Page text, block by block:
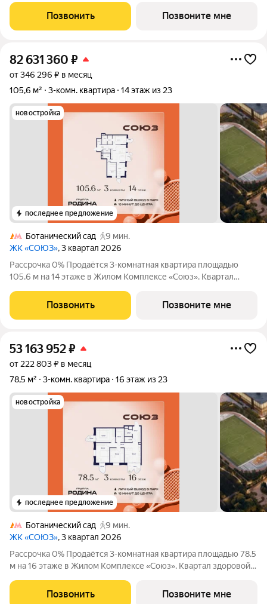
олимпийских видов спорта: - Ледовая арена для хоккея и
фигурного катания, - Футбольные
Позвонить Позвоните мне
82 631 360 ₽
от 346 296 ₽ в месяц
105,6 м²
3-комн. квартира 14 этаж из 23
новостройка
последнее предложение
Ботанический сад
9 мин.
ЖК «СОЮЗ», 3 квартал 2026
Рассрочка 0% Продаётся 3-комнатная квартира площадью
105.6 м на 14 этаже в Жилом Комплексе «Союз». Квартал
олимпийских видов спорта: - Ледовая арена для хоккея и
фигурного катания, - Футбольные
Позвонить Позвоните мне
53 163 952₽
от 222 803 ₽ в месяц
78,5 м²
3-комн. квартира 16 этаж из 23
новостройка
последнее предложение
Ботанический сад
9 мин.
ЖК «СОЮЗ», 3 квартал 2026
Рассрочка 0% Продаётся 3-комнатная квартира площадью 78.5
м на 16 этаже в Жилом Комплексе «Союз». Квартал здоровой
олимпийских видов спорта: - Ледовая арена для хоккея и
фигурного катания, - Футбольные
Позвонить Позвоните мне